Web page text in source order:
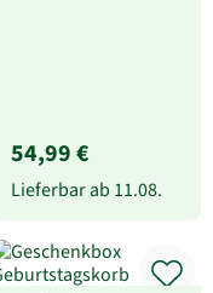
54,99 €
Lieferbar ab 11.08.